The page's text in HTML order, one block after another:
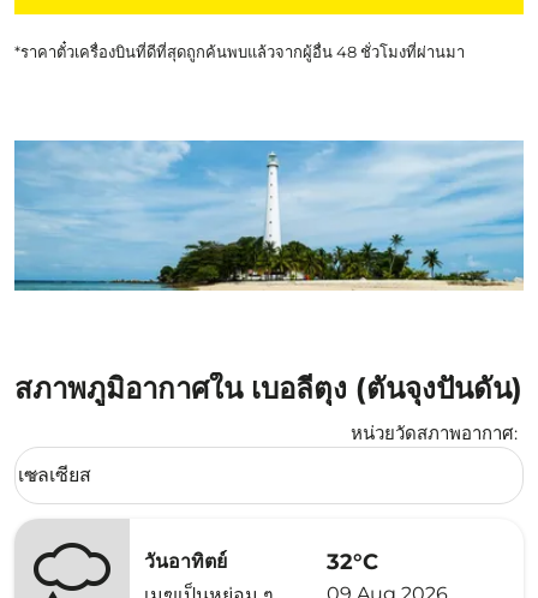
*ราคาตั๋วเครื่องบินที่ดีที่สุดถูกค้นพบแล้วจากผู้อื่น 48 ชั่วโมงที่ผ่านมา
สภาพภูมิอากาศใน เบอลีตุง (ตันจุงปันดัน)
หน่วยวัดสภาพอากาศ:
Weather unit option เซลเซียส Selected
เซลเซียส
keyboard_arrow_down
วันอาทิตย์
32°C
09 Aug 2026